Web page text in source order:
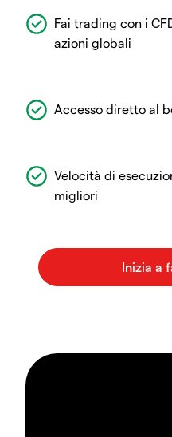
Fai trading con i
azioni globali
Accesso diretto al
Velocità di
migliori